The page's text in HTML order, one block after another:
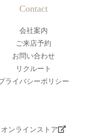
Contact
会社案内
ご来店予約
お問い合わせ
リクルート
ライバシーポリシー
オンラインストア